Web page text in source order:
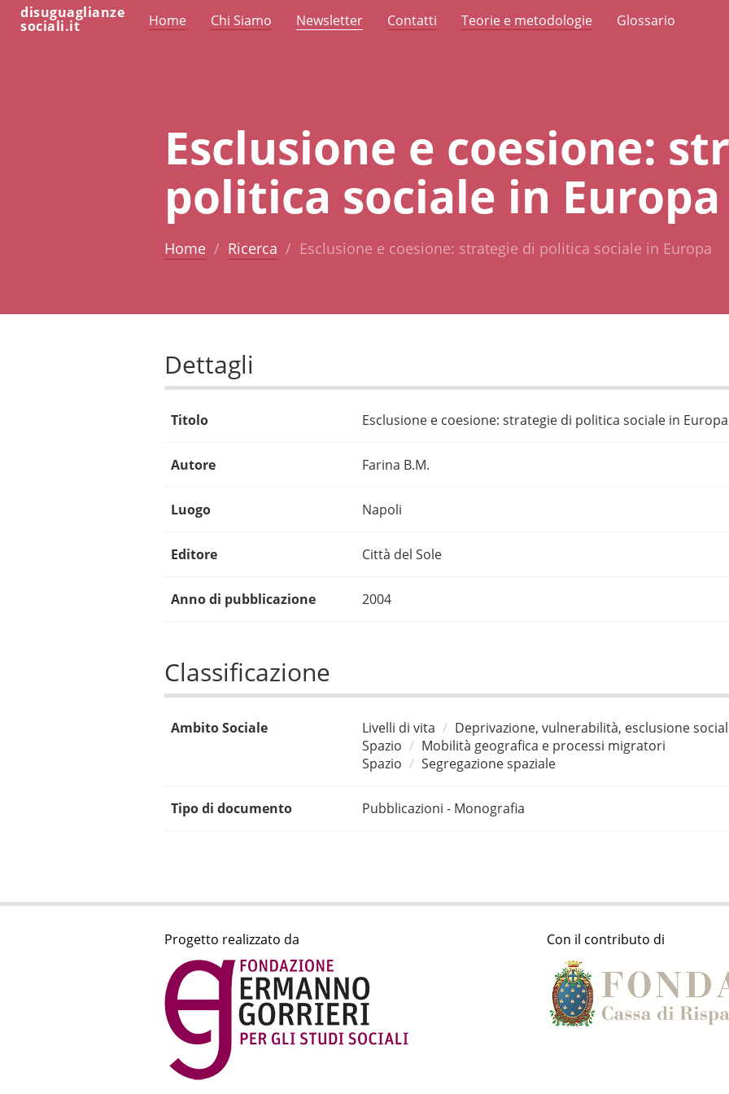
disuguaglianze
sociali.it Home Chi Siamo Newsletter Contatti Teorie e metodologie Glossario
Esclusione e coesione:
politica sociale in Europa
Home Ricerca Esclusione e coesione: strategie di politica sociale in Europa
Dettagli
Titolo Esclusione e coesione: strategie di politica sociale in Europa
Autore Farina B.M.
Luogo Napoli
Editore Città del Sole
Anno di pubblicazione 2004
Classificazione
Ambito Sociale Livelli di vita
Deprivazione, vulnerabilità, esclusione
Spazio
Mobilità geografica e processi migratori
Spazio
Segregazione spaziale
Tipo di documento Pubblicazioni - Monografia
Progetto realizzato da Con il contributo di